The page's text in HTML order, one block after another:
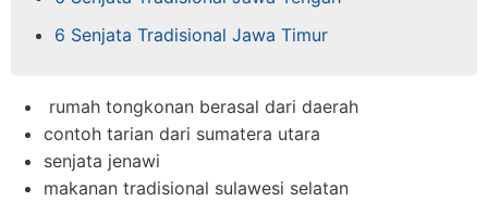
6 Senjata Tradisional Jawa Timur
rumah tongkonan berasal dari daerah
contoh tarian dari sumatera utara
senjata jenawi
makanan tradisional sulawesi selatan